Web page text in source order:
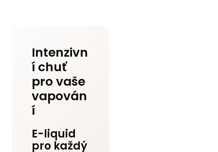
Intenzivn
í chuť
pro vaše
vapován
í
E-liquid
pro každý